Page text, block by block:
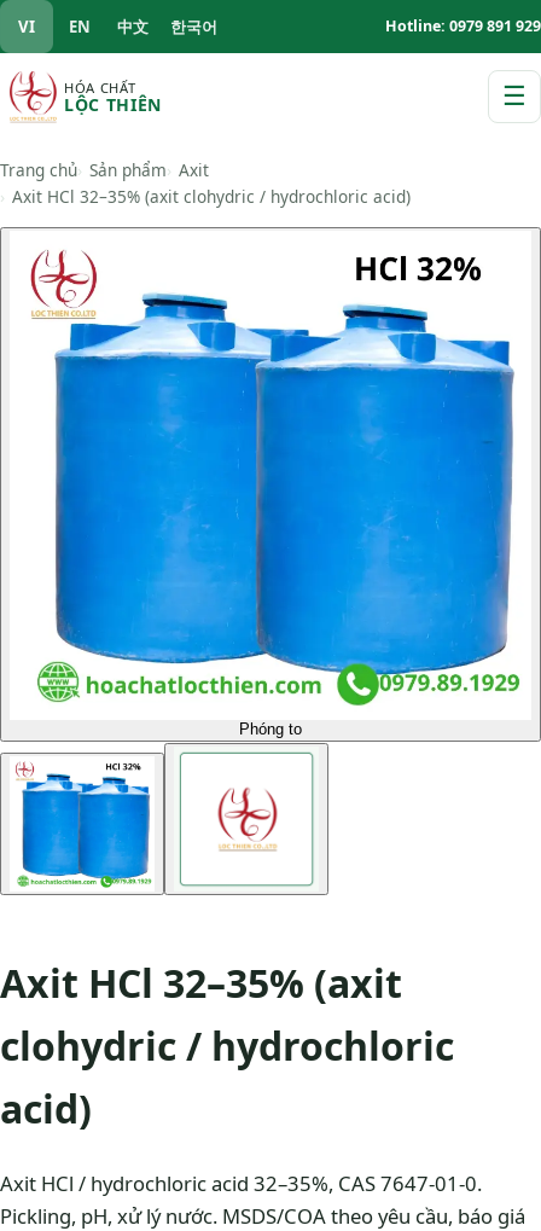
VI EN 中文 한국어 Hotline: 0979 891 929
HÓA CHẤT
LỘC THIÊN ☰
Trang chủ Sản phẩm Axit
Axit HCl 32–35% (axit clohydric / hydrochloric acid)
Phóng to
Axit HCl 32–35% (axit
clohydric / hydrochloric
acid)
Axit HCl / hydrochloric acid 32–35%, CAS 7647-01-0.
Pickling, pH, xử lý nước. MSDS/COA theo yêu cầu, báo giá